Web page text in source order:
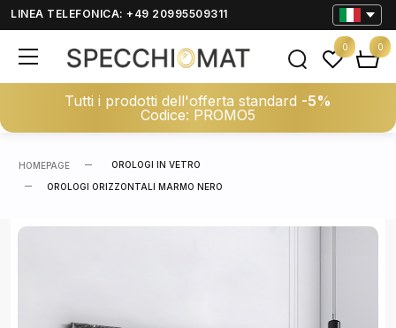
LINEA TELEFONICA: +49 20995509311
Tutti i prodotti dell'offerta standard -5%
Codice: PROMO5
0 0
HOMEPAGE OROLOGI IN VETRO
OROLOGI ORIZZONTALI MARMO NERO